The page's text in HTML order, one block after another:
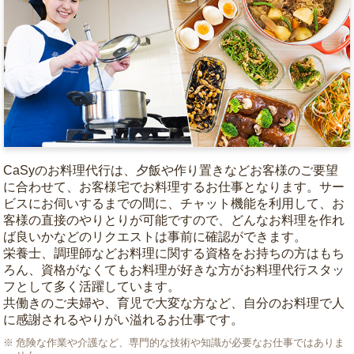
CaSyのお料理代行は、夕飯や作り置きなどお客様のご要望
に合わせて、お客様宅でお料理するお仕事となります。サー
ビスにお伺いするまでの間に、チャット機能を利用して、お
客様の直接のやりとりが可能ですので、どんなお料理を作れ
ば良いかなどのリクエストは事前に確認ができます。
栄養士、調理師などお料理に関する資格をお持ちの方はもち
ろん、資格がなくてもお料理が好きな方がお料理代行スタッ
フとして多く活躍しています。
共働きのご夫婦や、育児で大変な方など、自分のお料理で人
に感謝されるやりがい溢れるお仕事です。
危険な作業や介護など、専門的な技術や知識が必要なお仕事ではありま